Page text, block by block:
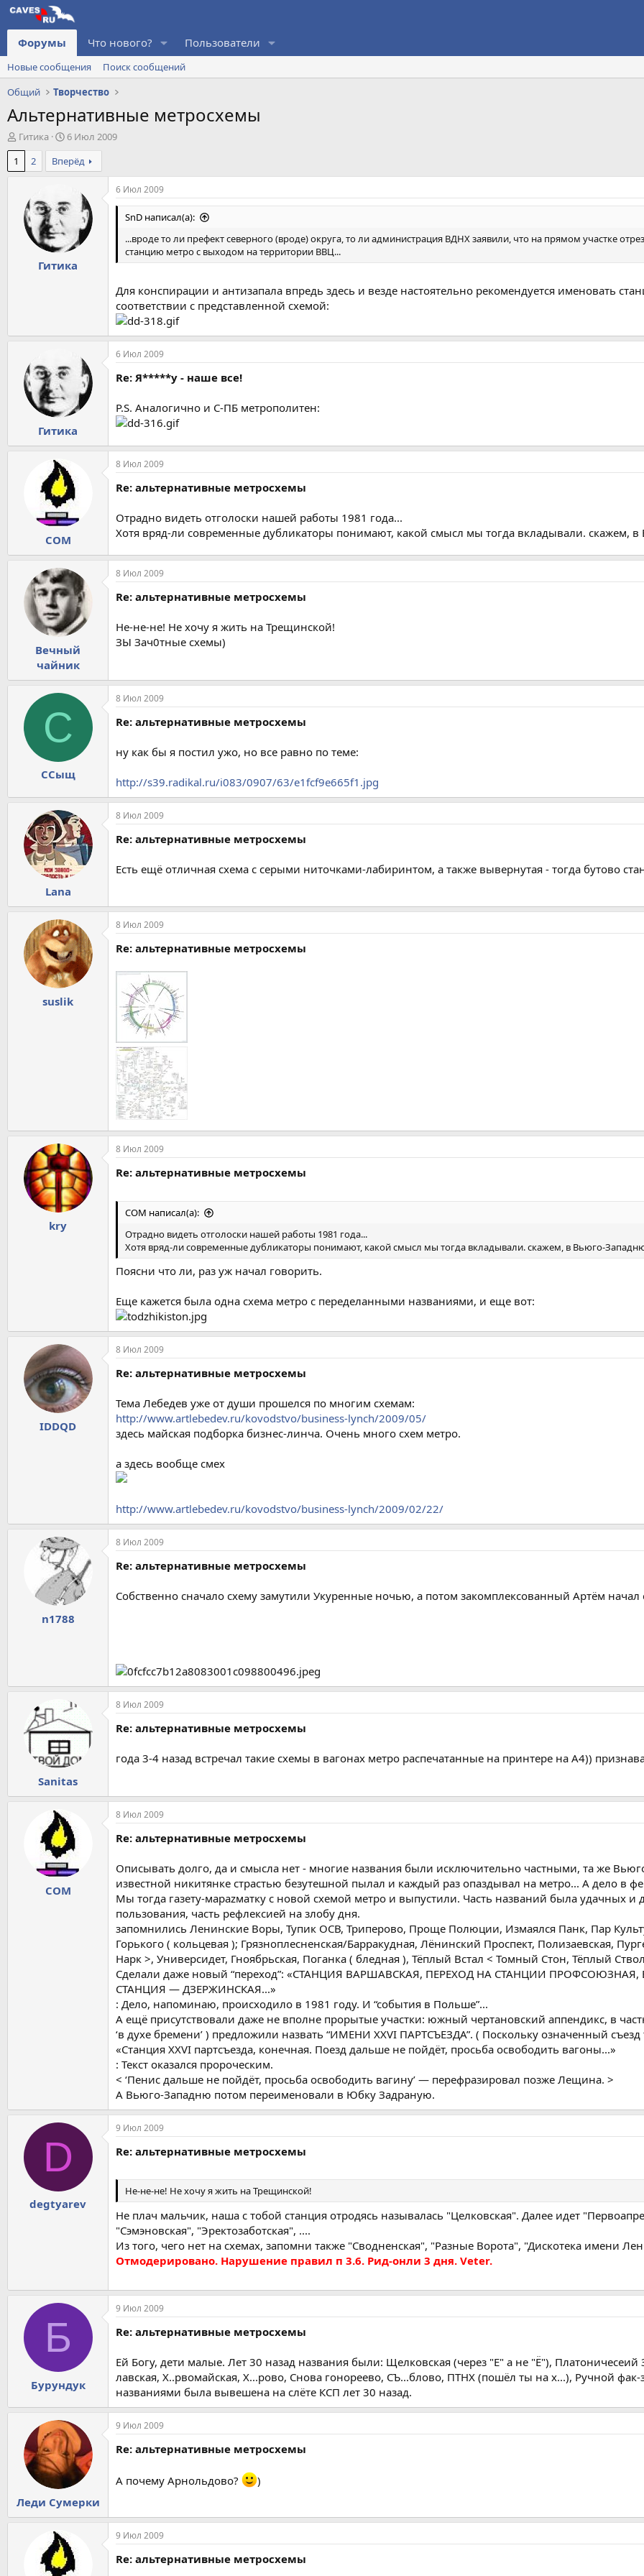
Форумы Что нового? Пользователи
Новые сообщения
Поиск сообщений
Общий
Творчество
Альтернативные метросхемы
А
в
о
м
Гитика
Д
т
а
а
ч
л
а
6 Июл 2009
1
2 Вперёд
Гитика
6 Июл 2009
SnD написал(а):
...вроде то ли префект северного (вроде) округа, то ли администрация ВДНХ заявили, что на прямом участке
станцию метро с выходом на территории ВВЦ...
Для конспирации и антизапала впредь здесь и везде настоятельно рекомендуется именовать
соответствии с представленной схемой:
Гитика
6 Июл 2009
Re: Я*****у - наше все!
P.S. Аналогично и С-ПБ метрополитен:
COM
8 Июл 2009
Re: альтернативные метросхемы
Отрадно видеть отголоски нашей работы 1981 года...
Хотя вряд-ли современные дубликаторы понимают, какой смысл мы тогда вкладывали. скажем,
Вечный
чайник
8 Июл 2009
Re: альтернативные метросхемы
Не-не-не! Не хочу я жить на Трещинской!
ЗЫ Зач0тные схемы)
С
ССыщ
8 Июл 2009
Re: альтернативные метросхемы
ну как бы я постил ужо, но все равно по теме:
http://s39.radikal.ru/i083/0907/63/e1fcf9e665f1.jpg
Lana
8 Июл 2009
Re: альтернативные метросхемы
Есть ещё отличная схема с серыми ниточками-лабиринтом, а также вывернутая - тогда бутово
suslik
8 Июл 2009
Re: альтернативные метросхемы
kry
8 Июл 2009
Re: альтернативные метросхемы
COM написал(а):
Отрадно видеть отголоски нашей работы 1981 года...
Хотя вряд-ли современные дубликаторы понимают, какой смысл мы тогда вкладывали. скажем, в Вьюго-
Поясни что ли, раз уж начал говорить.
Еще кажется была одна схема метро с переделанными названиями, и еще вот:
IDDQD
8 Июл 2009
Re: альтернативные метросхемы
Тема Лебедев уже от души прошелся по многим схемам:
http://www.artlebedev.ru/kovodstvo/business-lynch/2009/05/
здесь майская подборка бизнес-линча. Очень много схем метро.
а здесь вообще смех
http://www.artlebedev.ru/kovodstvo/business-lynch/2009/02/22/
n1788
8 Июл 2009
Re: альтернативные метросхемы
Собственно сначало схему замутили Укуренные ночью, а потом закомплексованный Артём начал
Sanitas
8 Июл 2009
Re: альтернативные метросхемы
года 3-4 назад встречал такие схемы в вагонах метро распечатанные на принтере на А4))
COM
8 Июл 2009
Re: альтернативные метросхемы
Описывать долго, да и смысла нет - многие названия были исключительно частными, та же
известной никитянке страстью безутешной пылал и каждый раз опаздывал на метро... А дело в
Мы тогда газету-мараzматку с новой схемой метро и выпустили. Часть названий была удачных
пользования, часть рефлексией на злобу дня.
запомнились Ленинские Воры, Тупик ОСВ, Триперово, Проще Полюции, Измаялся Панк, Пар
Горького ( кольцевая ); Грязноплесненская/Барракудная, Лёнинский Проспект, Полизаевская,
Нарк >, Универсидет, Гноябрьская, Поганка ( бледная ), Тёплый Встал < Томный Стон, Тёплый
Сделали даже новый “переход”: «СТАНЦИЯ ВАРШАВСКАЯ, ПЕРЕХОД НА СТАНЦИИ
СТАНЦИЯ — ДЗЕРЖИНСКАЯ...»
: Дело, напоминаю, происходило в 1981 году. И “события в Польше”...
А ещё присутствовали даже не вполне прорытые участки: южный чертановский аппендикс, в
‘в духе бремени’ ) предложили назвать “ИМЕНИ XXVI ПАРТСЪЕЗДА”. ( Поскольку означенный
«Станция XXVI партсъезда, конечная. Поезд дальше не пойдёт, просьба освободить вагоны...»
: Текст оказался пророческим.
< ‘Пенис дальше не пойдёт, просьба освободить вагину’ — перефразировал позже Лещина. >
А Вьюго-Западню потом переименовали в Юбку Задраную.
D
degtyarev
9 Июл 2009
Re: альтернативные метросхемы
Не-не-не! Не хочу я жить на Трещинской!
Не плач мальчик, наша с тобой станция отродясь называлась "Целковская". Далее идет
"Сэмэновская", "Эректозаботская", ....
Из того, чего нет на схемах, запомни также "Сводненская", "Разные Ворота", "Дискотека имени
Отмодерировано. Нарушение правил п 3.6. Рид-онли 3 дня. Veter.
Б
Бурундук
9 Июл 2009
Re: альтернативные метросхемы
Ей Богу, дети малые. Лет 30 назад названия были: Щелковская (через "Е" а не "Ё"),
лавская, Х..рвомайская, Х...рово, Снова гонореево, СЪ...блово, ПТНХ (пошёл ты на х...), Ручной
названиями была вывешена на слёте КСП лет 30 назад.
Леди Сумерки
9 Июл 2009
Re: альтернативные метросхемы
А почему Арнольдово? )
9 Июл 2009
Re: альтернативные метросхемы